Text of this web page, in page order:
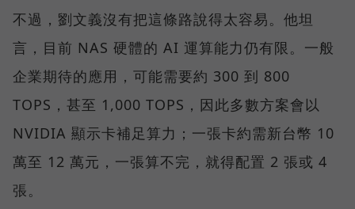
不過，劉文義沒有把這條路說得太容易。他坦
言，目前 NAS 硬體的 AI 運算能力仍有限。一般
企業期待的應用，可能需要約 300 到 800
TOPS，甚至 1,000 TOPS，因此多數方案會以
NVIDIA 顯示卡補足算力；一張卡約需新台幣 10
萬至 12 萬元，一張算不完，就得配置 2 張或 4
張。